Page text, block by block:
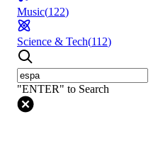
Music(122)
Science & Tech(112)
"ENTER" to Search